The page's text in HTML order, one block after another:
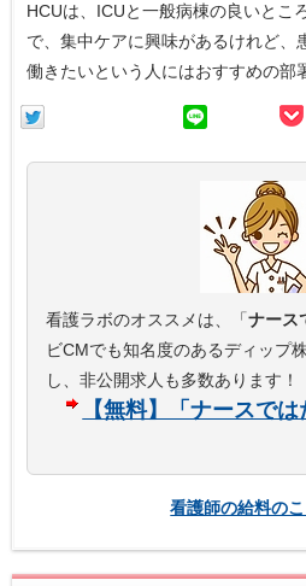
HCUは、ICUと一般病棟の良いとこ
で、集中ケアに興味があるけれど、
働きたいという人にはおすすめの部
看護ラボのオススメは、「ナース
ビCMでも知名度のあるディップ
し、非公開求人も多数あります！
【無料】「ナースで
看護師の給料の